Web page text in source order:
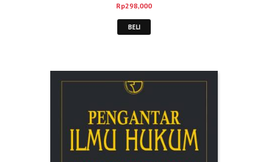
Rp298,000
BELI